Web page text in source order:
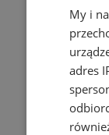
My i
adres